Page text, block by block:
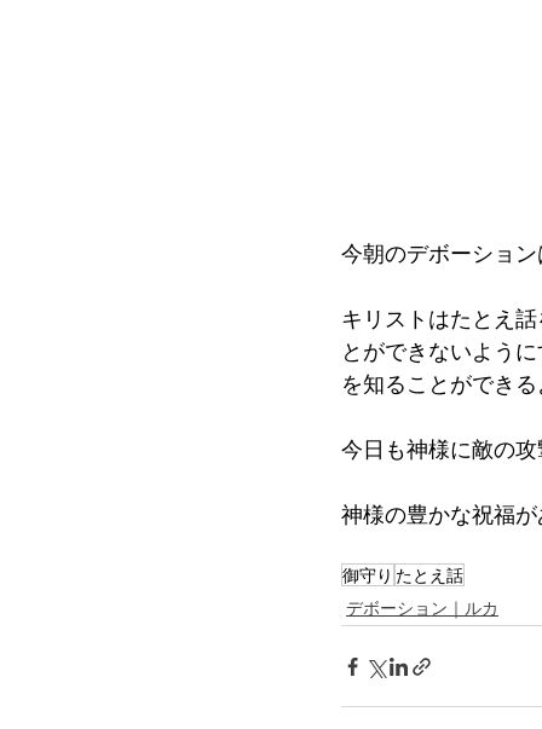
今朝のデボーショ
キリストはたとえ
とができないよう
を知ることができ
今日も神様に敵の
神様の豊かな祝福
御守り たとえ話
デボーション｜ルカ